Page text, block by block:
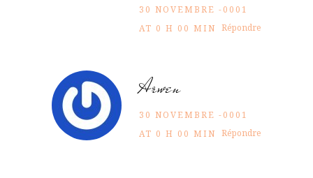
30 NOVEMBRE -0001
AT 0 H 00 MIN Répondre
Arwen
30 NOVEMBRE -0001
AT 0 H 00 MIN Répondre